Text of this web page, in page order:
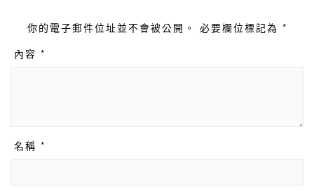
你的電子郵件位址並不會被公開。 必要欄位標記為 *
內容 *
名稱 *